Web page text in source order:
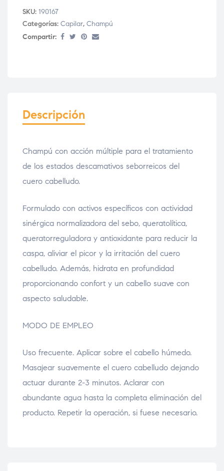
SKU: 190167
Categorías: Capilar, Champú
Compartir:
Descripción
Champú con acción múltiple para el tratamiento
de los estados descamativos seborreicos del
cuero cabelludo.
Formulado con activos específicos con actividad
sinérgica normalizadora del sebo, queratolítica,
queratorreguladora y antioxidante para reducir la
caspa, aliviar el picor y la irritación del cuero
cabelludo. Además, hidrata en profundidad
proporcionando confort y un cabello suave con
aspecto saludable.
MODO DE EMPLEO
Uso frecuente. Aplicar sobre el cabello húmedo.
Masajear suavemente el cuero cabelludo dejando
actuar durante 2-3 minutos. Aclarar con
abundante agua hasta la completa eliminación del
producto. Repetir la operación, si fuese necesario.